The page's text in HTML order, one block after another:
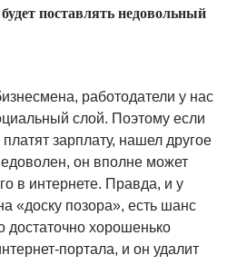
поставлять недовольный
работодатели у нас
слой. Поэтому если
зарплату, нашел другое
он вполне может
в интернете. Правда, и у
«доску позора», есть шанс
достаточно хорошенько
портала, и он удалит